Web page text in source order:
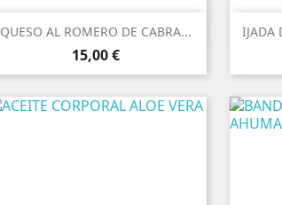
QUESO AL ROMERO DE CABRA...
Precio
15,00 €
 Vista rápida IJADA